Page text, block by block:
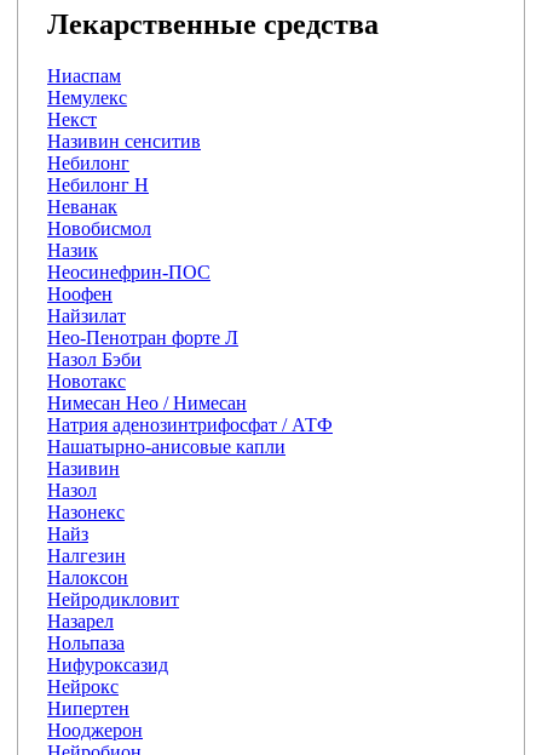
Лекарственные средства
Ниаспам
Немулекс
Некст
Називин сенситив
Небилонг
Небилонг Н
Неванак
Новобисмол
Назик
Неосинефрин-ПОС
Ноофен
Найзилат
Нео-Пенотран форте Л
Назол Бэби
Новотакс
Нимесан Нео / Нимесан
Натрия аденозинтрифосфат / АТФ
Нашатырно-анисовые капли
Називин
Назол
Назонекс
Найз
Налгезин
Налоксон
Нейродикловит
Назарел
Нольпаза
Нифуроксазид
Нейрокс
Нипертен
Нооджерон